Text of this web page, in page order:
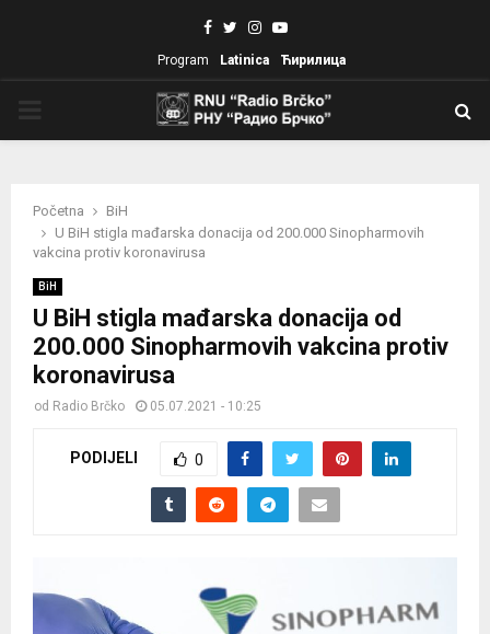
Facebook
TwitterInstagram
Youtube
Program Latinica Ћирилица
Početna
BiH
U BiH stigla mađarska donacija od 200.000 Sinopharmovih
vakcina protiv koronavirusa
BiH
U BiH stigla mađarska donacija od
200.000 Sinopharmovih vakcina protiv
koronavirusa
od Radio Brčko 05.07.2021 - 10:25
PODIJELI 0